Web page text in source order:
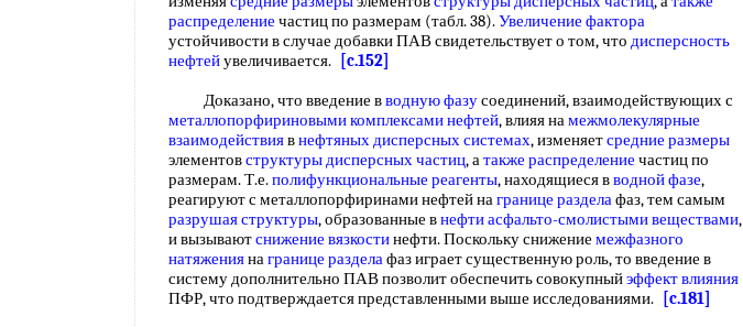
распределение частиц по размерам (табл. 38).Увеличение фактора
устойчивости в случае добавки ПАВ свидетельствует о том, что дисперсность
нефтейувеличивается.
[c.152]
Доказано, что введение вводную фазусоединений, взаимодействующих с
металлопорфириновыми комплексами нефтей, влияя намежмолекулярные
взаимодействиявнефтяных дисперсных системах, изменяетсредние размеры
элементовструктуры дисперсных частиц, атакже распределение частиц по
размерам. Т.е.полифункциональные реагенты, находящиеся вводной фазе,
реагируют с металлопорфиринами нефтей награнице разделафаз, тем самым
разрушая структуры, образованные внефти асфальто-смолистыми веществами,
и вызываютснижение вязкостинефти. Поскольку снижение межфазного
натяжениянагранице разделафаз играет существенную роль, то введение в
систему дополнительно ПАВ позволит обеспечить совокупныйэффект влияния
ПФР, что подтверждается представленными выше исследованиями.
[c.181]